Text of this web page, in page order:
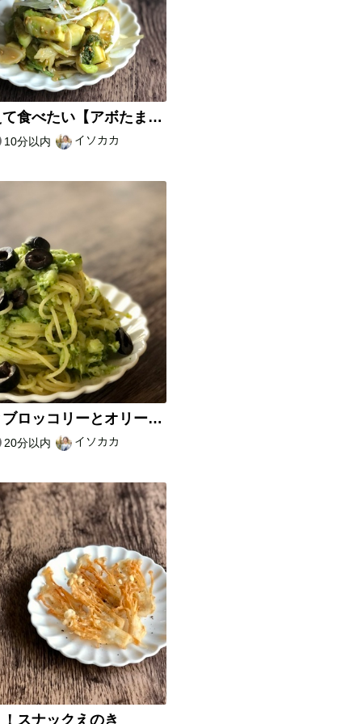
白米抱えて食べたい【アボたまポン酢】
10分以内 イソカカ
【丸ごとブロッコリーとオリーブのパスタ】
20分以内 イソカカ
スナックえのき